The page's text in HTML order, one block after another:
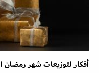
أفكار لتوزيعات شهر رمضان